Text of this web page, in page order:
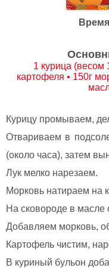
1 курица (весом
картофеля • 150г
Курицу промываем,
Отвариваем в
(около часа), затем
Лук мелко нарезаем.
Морковь натираем на
На сковороде в масле
Добавляем морковь,
Картофель чистим,
В куриный бульон